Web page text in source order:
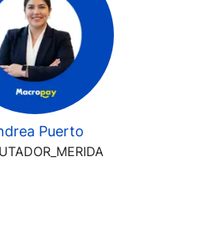
Puerto